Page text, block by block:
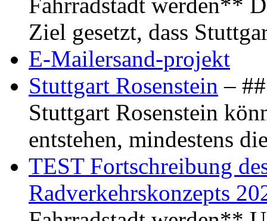
Ziel gesetzt, dass
E-Mailersand-projekt
Stuttgart Rosenstein –
Stuttgart Rosenstein
entstehen, mindestens
TEST Fortschreibung
Radverkehrskonzepts